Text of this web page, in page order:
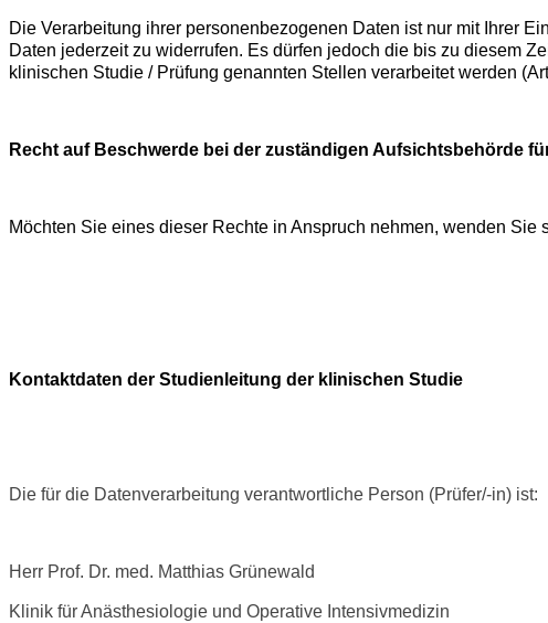
Die Verarbeitung ihrer personenbezogenen Daten ist nur mit Ihrer
Daten jederzeit zu widerrufen. Es dürfen jedoch die bis zu diesem
klinischen Studie / Prüfung genannten Stellen verarbeitet werden
Recht auf Beschwerde bei der zuständigen Aufsichtsbehörde
Möchten Sie eines dieser Rechte in Anspruch nehmen, wenden Sie
Kontaktdaten der Studienleitung der klinischen Studie
Die für die Datenverarbeitung verantwortliche Person (Prüfer/-in) ist:
Herr Prof. Dr. med. Matthias Grünewald
Klinik für Anästhesiologie und Operative Intensivmedizin